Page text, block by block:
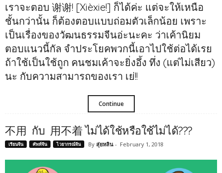
เราจะตอบ 谢谢! [Xièxie!] ก็ได้ค่ะ แต่จะให้เหนือ
ชั้นกว่านั้น ก็ต้องตอบแบบถ่อมตัวเล็กน้อย เพราะ
เป็นเรื่องของวัฒนธรรมจีนอ่ะนะคะ ว่าเค้านิยม
ตอบแนวนี้กัล จำประโยคพวกนี้เอาไปใช้ต่อได้เรย
ถ้าใช้เป็นใช้ถูก คนชมเค้าจะยิ่งอึ้ง ทึ่ง (แต่ไม่เสียว)
นะ กับความสามารถของเรา เย่!!
Continue
不用 กับ 用不着 ไม่ได้ใช้หรือใช้ไม่ได้???
เรียนจีน ศัพท์จีน ไวยากรณ์จีน By สุ่ยหลิน - February 1, 2018